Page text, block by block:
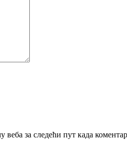
веба за следећи пут када